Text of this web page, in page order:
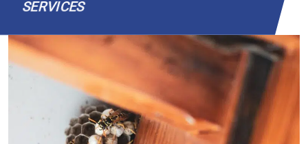
SERVICES